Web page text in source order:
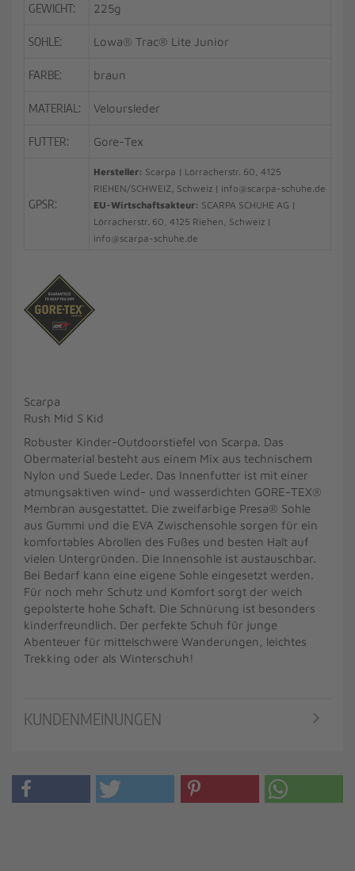
GEWICHT: 225g
SOHLE: Lowa® Trac® Lite Junior
FARBE: braun
MATERIAL: Veloursleder
FUTTER: Gore-Tex
GPSR:
Hersteller: Scarpa | Lörracherstr. 60, 4125
RIEHEN/SCHWEIZ, Schweiz | info@scarpa-schuhe.de
EU-Wirtschaftsakteur: SCARPA SCHUHE AG |
Lörracherstr. 60, 4125 Riehen, Schweiz |
info@scarpa-schuhe.de
Scarpa
Rush Mid S Kid
Robuster Kinder-Outdoorstiefel von Scarpa. Das
Obermaterial besteht aus einem Mix aus technischem
Nylon und Suede Leder. Das Innenfutter ist mit einer
atmungsaktiven wind- und wasserdichten GORE-TEX®
Membran ausgestattet. Die zweifarbige Presa® Sohle
aus Gummi und die EVA Zwischensohle sorgen für ein
komfortables Abrollen des Fußes und besten Halt auf
vielen Untergründen. Die Innensohle ist austauschbar.
Bei Bedarf kann eine eigene Sohle eingesetzt werden.
Für noch mehr Schutz und Komfort sorgt der weich
gepolsterte hohe Schaft. Die Schnürung ist besonders
kinderfreundlich. Der perfekte Schuh für junge
Abenteuer für mittelschwere Wanderungen, leichtes
Trekking oder als Winterschuh!
KUNDENMEINUNGEN